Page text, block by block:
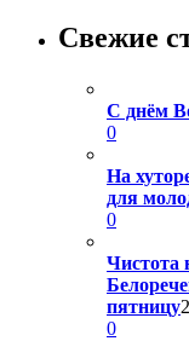
Свежие
С днём
0
На
для
0
Чистота
пятницу
0